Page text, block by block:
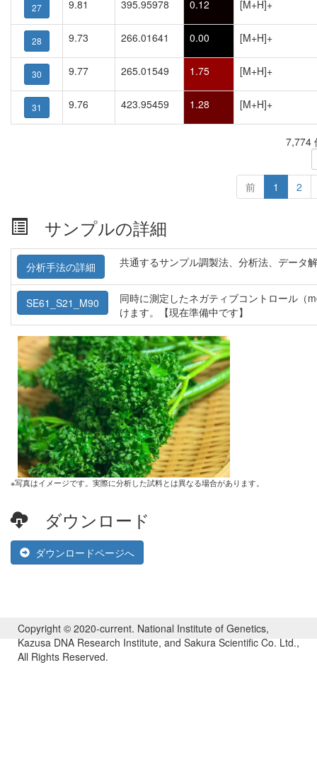
27 9.81 395.95978 0.12 [M+H]+
28 9.73 266.01641 0.00 [M+H]+
30 9.77 265.01549 1.75 [M+H]+
31 9.76 423.95459 1.28 [M+H]+
7,774
前 1 2
サンプルの詳細
分析手法の詳細 共通するサンプル調製法、分析法、データ
SE61_S21_M90
同時に測定したネガティブコントロール（
けます。【現在準備中です】
※写真はイメージです。実際に分析した試料とは異なる場合があります。
ダウンロード
ダウンロードページへ
Copyright © 2020-current. National Institute of Genetics,
Kazusa DNA Research Institute, and Sakura Scientific Co. Ltd.,
All Rights Reserved.